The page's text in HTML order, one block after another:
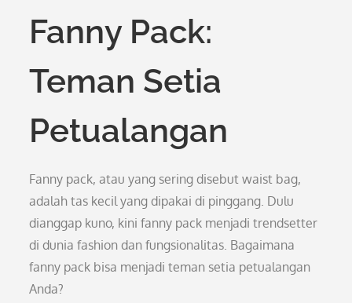
Fanny Pack:
Teman Setia
Petualangan
Fanny pack, atau yang sering disebut waist bag,
adalah tas kecil yang dipakai di pinggang. Dulu
dianggap kuno, kini fanny pack menjadi trendsetter
di dunia fashion dan fungsionalitas. Bagaimana
fanny pack bisa menjadi teman setia petualangan
Anda?